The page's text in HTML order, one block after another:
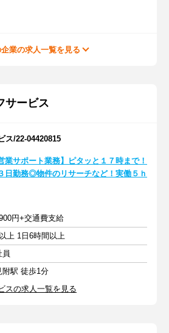
企業の求人一覧を見る
サービス
ス/22-04420815
業サポート業務】ピタッと１７時まで！
日勤務◎物件のリサーチなど！実働５ｈ
円+交通費支給
上 1日6時間以上
員
附駅 徒歩1分
スの求人一覧を見る